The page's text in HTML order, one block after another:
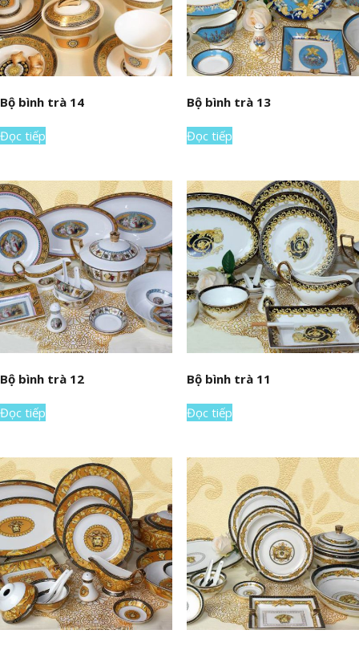
Bộ bình trà 14
Đọc tiếp
Bộ bình trà 13
Đọc tiếp
Bộ bình trà 12
Đọc tiếp
Bộ bình trà 11
Đọc tiếp